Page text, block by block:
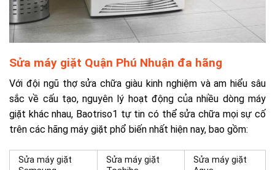
Sửa máy giặt Quận Phú Nhuận đa hãng
Với đội ngũ thợ sửa chữa giàu kinh nghiệm và am hiểu sâu
sắc về cấu tạo, nguyên lý hoạt động của nhiều dòng máy
giặt khác nhau, Baotriso1 tự tin có thể sửa chữa mọi sự cố
trên các hãng máy giặt phổ biến nhất hiện nay, bao gồm:
Sửa máy giặt
Sửa máy giặt
Sửa máy giặt